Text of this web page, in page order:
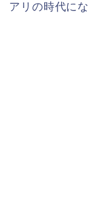
アリの時代に